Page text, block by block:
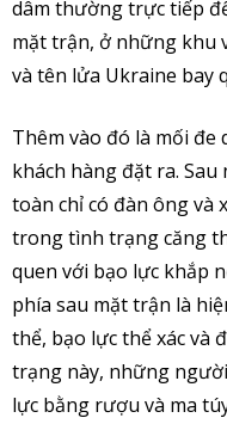
dâm thường trực tiếp
mặt trận, ở những khu
và tên lửa Ukraine bay
Thêm vào đó là mối
khách hàng đặt ra.
toàn chỉ có đàn ông và
trong tình trạng căng
quen với bạo lực khắp
phía sau mặt trận là
thể, bạo lực thể xác và
trạng này, những
lực bằng rượu và ma